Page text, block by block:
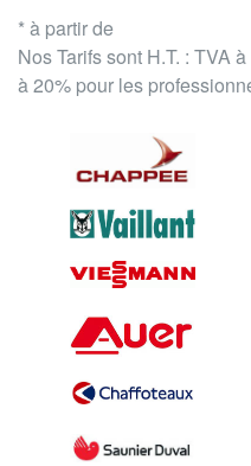
* à partir de
Nos Tarifs sont H.T. : TVA
à 20% pour les